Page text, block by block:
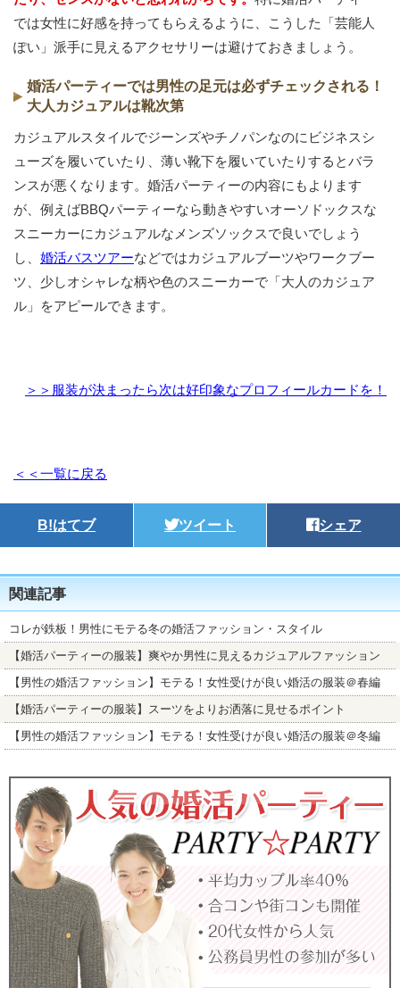
では女性に好感を持ってもらえるように、こうした「芸能人
ぽい」派手に見えるアクセサリーは避けておきましょう。
婚活パーティーでは男性の足元は必ずチェックされる！
大人カジュアルは靴次第
カジュアルスタイルでジーンズやチノパンなのにビジネスシ
ューズを履いていたり、薄い靴下を履いていたりするとバラ
ンスが悪くなります。婚活パーティーの内容にもよります
が、例えばBBQパーティーなら動きやすいオーソドックスな
スニーカーにカジュアルなメンズソックスで良いでしょう
し、 婚活バスツアーなどではカジュアルブーツやワークブー
ツ、少しオシャレな柄や色のスニーカーで「大人のカジュア
ル」をアピールできます。
＞＞服装が決まったら次は好印象なプロフィールカードを！
＜＜一覧に戻る
B!はてブ ツイート シェア
関連記事
コレが鉄板！男性にモテる冬の婚活ファッション・スタイル
【婚活パーティーの服装】爽やか男性に見えるカジュアルファッション
【男性の婚活ファッション】モテる！女性受けが良い婚活の服装＠春編
【婚活パーティーの服装】スーツをよりお洒落に見せるポイント
【男性の婚活ファッション】モテる！女性受けが良い婚活の服装＠冬編